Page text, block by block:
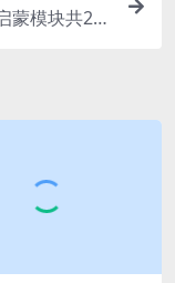
蒙模块共2.9